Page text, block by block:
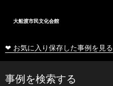
大船渡市民文化会館
❤ お気に入り保存した事例を見る
事例を検索する